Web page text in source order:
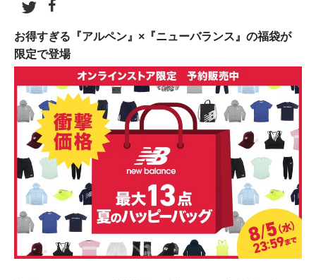
お得すぎる『アルペン』×『ニューバランス』の福袋が
限定で登場